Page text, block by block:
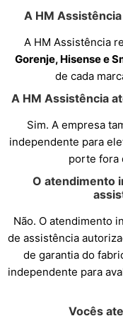
A HM
A HM Assistência
Gorenje, Hisense e
de cada
A HM Assistência
Sim. A empresa
independente para
porte fora
O atendimento
Não. O atendimento
de assistência
de garantia do
independente para
Vocês